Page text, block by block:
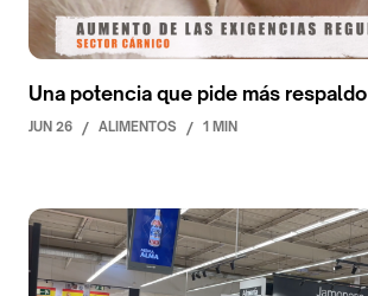
Una potencia que pide más respaldo
JUN 26 / ALIMENTOS / 1 MIN